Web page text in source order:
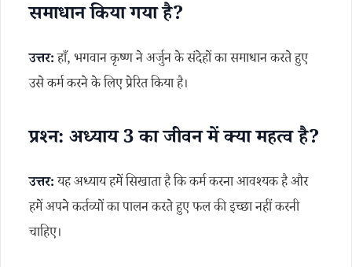
समाधान किया गया है?
उत्तर:हाँ, भगवान कृष्ण ने अर्जुन के संदेहों का समाधान करते हुए
उसे कर्म करने के लिए प्रेरित किया है।
प्रश्न: अध्याय 3 का जीवन में क्या महत्व है?
उत्तर:यह अध्याय हमें सिखाता है कि कर्म करना आवश्यक है और
हमें अपने कर्तव्यों का पालन करते हुए फल की इच्छा नहीं करनी
चाहिए।